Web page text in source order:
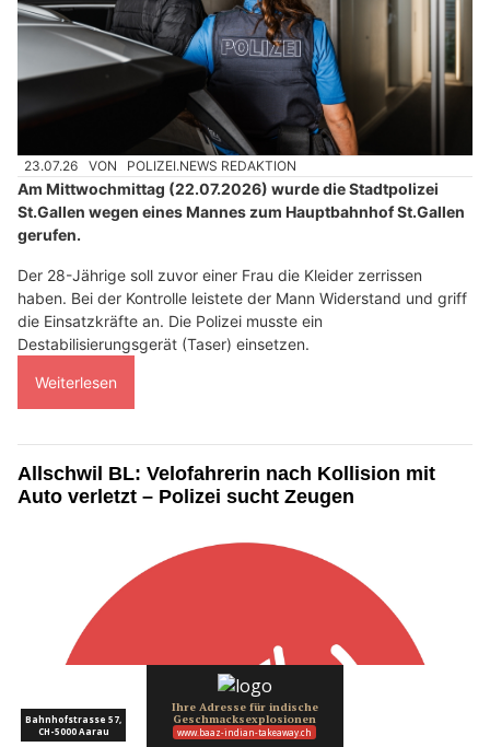
23.07.26 VON POLIZEI.NEWS REDAKTION
Am Mittwochmittag (22.07.2026) wurde die Stadtpolizei
St.Gallen wegen eines Mannes zum Hauptbahnhof St.Gallen
gerufen.
Der 28-Jährige soll zuvor einer Frau die Kleider zerrissen
haben. Bei der Kontrolle leistete der Mann Widerstand und griff
die Einsatzkräfte an. Die Polizei musste ein
Destabilisierungsgerät (Taser) einsetzen.
Weiterlesen
Allschwil BL: Velofahrerin nach Kollision mit
Auto verletzt – Polizei sucht Zeugen